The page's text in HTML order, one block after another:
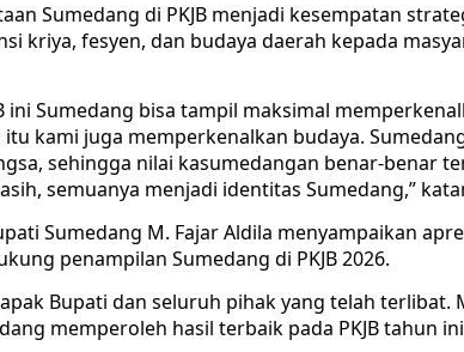
Sumedang di PKJB menjadi kesempatan
kriya, fesyen, dan budaya daerah kepada
ini Sumedang bisa tampil maksimal
kami juga memperkenalkan budaya.
sehingga nilai kasumedangan benar-benar
semuanya menjadi identitas Sumedang,”
Sumedang M. Fajar Aldila menyampaikan
penampilan Sumedang di PKJB 2026.
Bupati dan seluruh pihak yang telah
memperoleh hasil terbaik pada PKJB tahun